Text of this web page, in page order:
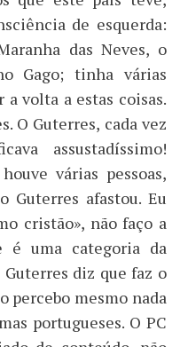
de esquerda:
das Neves, o
Gago; tinha várias
a volta a estas coisas.
O Guterres, cada vez
assustadíssimo!
várias pessoas,
Guterres afastou. Eu
cristão», não faço a
uma categoria da
diz que faz o
percebo mesmo nada
portugueses. O PC